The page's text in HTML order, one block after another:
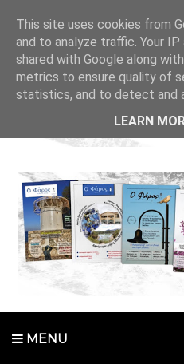
MENU
This site uses cookies from
and to analyze traffic. Your
shared with Google along
metrics to ensure quality of
statistics, and to detect and
LEARN